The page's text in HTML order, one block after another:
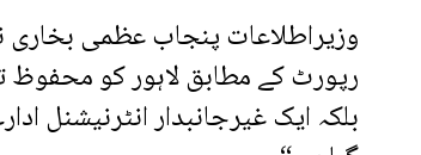
وزیراطلاعات پنجاب عظمی بخاری
رپورٹ کے مطابق لاہور کو محفوظ
بلکہ ایک غیرجانبدار